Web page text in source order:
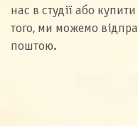
нас в студії або
того, ми можемо
поштою.